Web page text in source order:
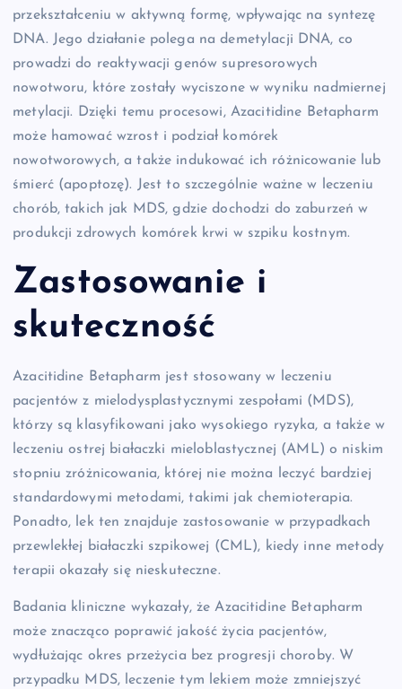
przekształceniu w aktywną formę, wpływając na syntezę
DNA. Jego działanie polega na demetylacji DNA, co
prowadzi do reaktywacji genów supresorowych
nowotworu, które zostały wyciszone w wyniku nadmiernej
metylacji. Dzięki temu procesowi, Azacitidine Betapharm
może hamować wzrost i podział komórek
nowotworowych, a także indukować ich różnicowanie lub
śmierć (apoptozę). Jest to szczególnie ważne w leczeniu
chorób, takich jak MDS, gdzie dochodzi do zaburzeń w
produkcji zdrowych komórek krwi w szpiku kostnym.
Zastosowanie i
skuteczność
Azacitidine Betapharm jest stosowany w leczeniu
pacjentów z mielodysplastycznymi zespołami (MDS),
którzy są klasyfikowani jako wysokiego ryzyka, a także w
leczeniu ostrej białaczki mieloblastycznej (AML) o niskim
stopniu zróżnicowania, której nie można leczyć bardziej
standardowymi metodami, takimi jak chemioterapia.
Ponadto, lek ten znajduje zastosowanie w przypadkach
przewlekłej białaczki szpikowej (CML), kiedy inne metody
terapii okazały się nieskuteczne.
Badania kliniczne wykazały, że Azacitidine Betapharm
może znacząco poprawić jakość życia pacjentów,
wydłużając okres przeżycia bez progresji choroby. W
przypadku MDS, leczenie tym lekiem może zmniejszyć